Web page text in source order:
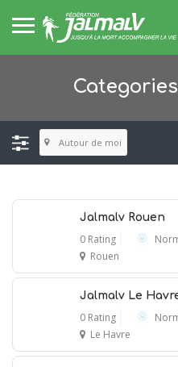
Autour de moi
Jalmalv Rouen
0 Rating
Rouen
Jalmalv Le
0 Rating
Le Havre